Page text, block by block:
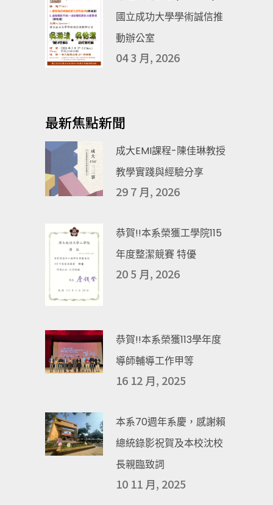
國立成功大學學術誠信推
動辦公室
04 3 月, 2026
最新焦點新聞
成大EMI課程-陳佳琳教授
教學實踐與經驗分享
29 7 月, 2026
恭賀!!本系榮獲工學院115
年度整潔競賽 特優
20 5 月, 2026
恭賀!!本系榮獲113學年度
導師輔導工作甲等
16 12 月, 2025
本系70週年系慶，感謝賴
總統錄影祝賀及本校沈校
長親臨致詞
10 11 月, 2025